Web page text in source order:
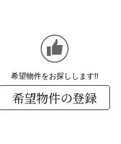
希望物件をお探しします!!
希望物件の登録